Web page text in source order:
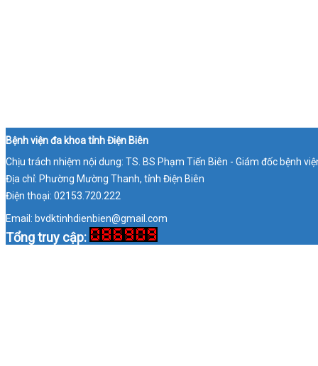
Bệnh viện đa khoa tỉnh Điện Biên
Chịu trách nhiệm nội dung: TS. BS Phạm Tiến Biên - Giám đốc bệnh
Địa chỉ: Phường Mường Thanh, tỉnh Điện Biên
Điện thoại: 02153.720.222
Email: bvdktinhdienbien@gmail.com
Tổng truy cập: